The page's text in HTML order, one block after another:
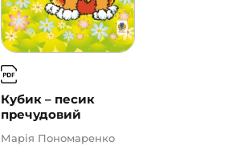
Кубик – песик
пречудовий
Марія Пономаренко